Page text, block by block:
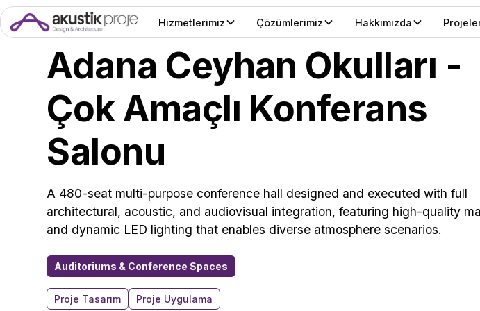
Hizmetlerimiz Çözümlerimiz Hakkımızda
Adana Ceyhan Okulları -
Çok Amaçlı Konferans
Salonu
A 480-seat multi-purpose conference hall designed and executed with full
architectural, acoustic, and audiovisual integration, featuring high-quality
and dynamic LED lighting that enables diverse atmosphere scenarios.
Auditoriums & Conference Spaces
Proje Tasarım Proje Uygulama